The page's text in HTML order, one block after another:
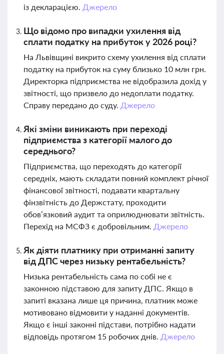
із декларацією. Джерело
Що відомо про випадки ухилення від
сплати податку на прибуток у 2026 році?
На Львівщині викрито схему ухилення від сплати
податку на прибуток на суму близько 10 млн грн.
Директорка підприємства не відобразила дохід у
звітності, що призвело до недоплати податку.
Справу передано до суду. Джерело
Які зміни виникають при переході
підприємства з категорії малого до
середнього?
Підприємства, що переходять до категорії
середніх, мають складати повний комплект річної
фінансової звітності, подавати квартальну
фінзвітність до Держстату, проходити
обов’язковий аудит та оприлюднювати звітність.
Перехід на МСФЗ є добровільним. Джерело
Як діяти платнику при отриманні запиту
від ДПС через низьку рентабельність?
Низька рентабельність сама по собі не є
законною підставою для запиту ДПС. Якщо в
запиті вказана лише ця причина, платник може
мотивовано відмовити у наданні документів.
Якщо є інші законні підстави, потрібно надати
відповідь протягом 15 робочих днів. Джерело